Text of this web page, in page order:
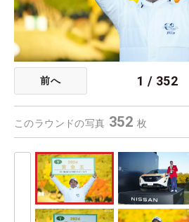
前へ 1 / 352
このラウンドの写真 352 枚